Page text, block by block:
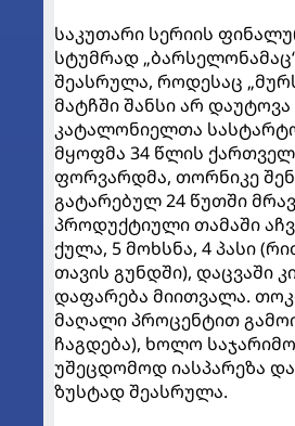
საკუთარი სერიის
სტუმრად
შეასრულა, როდესაც
მატჩში შანსი არ დაუტოვა
კატალონიელთა
მყოფმა 34 წლის
ფორვარდმა, თორნიკე
გატარებულ 24 წუთში
პროდუქტიული თამაში
ქულა, 5 მოხსნა, 4 პასი
თავის გუნდში), დაცვაში
დაფარება მიითვალა.
მაღალი პროცენტით
ჩაგდება), ხოლო
უშეცდომოდ იასპარეზა
ზუსტად შეასრულა.